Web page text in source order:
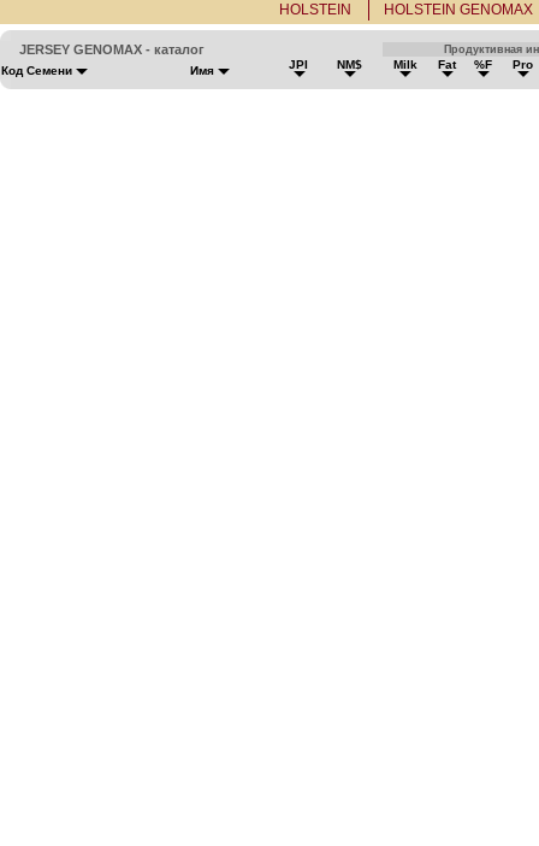
HOLSTEIN HOLSTEIN GENOMAX
JERSEY GENOMAX - каталог Продуктивная
Код Семени Имя JPI NM$ Milk Fat %F Pro